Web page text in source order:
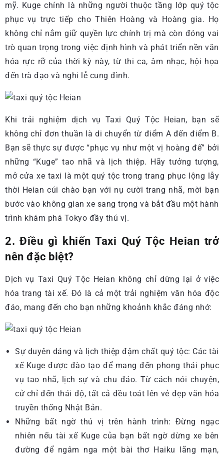
mỹ. Kuge chính là những người thuộc tầng lớp quý tộc
phục vụ trực tiếp cho Thiên Hoàng và Hoàng gia. Họ
không chỉ nắm giữ quyền lực chính trị mà còn đóng vai
trò quan trọng trong việc định hình và phát triển nền văn
hóa rực rỡ của thời kỳ này, từ thi ca, âm nhạc, hội họa
đến trà đạo và nghi lễ cung đình.
Khi trải nghiệm dịch vụ Taxi Quý Tộc Heian, bạn sẽ
không chỉ đơn thuần là di chuyển từ điểm A đến điểm B.
Bạn sẽ thực sự được “phục vụ như một vị hoàng đế” bởi
những “Kuge” tao nhã và lịch thiệp. Hãy tưởng tượng,
mở cửa xe taxi là một quý tộc trong trang phục lộng lẫy
thời Heian cúi chào bạn với nụ cười trang nhã, mời bạn
bước vào không gian xe sang trọng và bắt đầu một hành
trình khám phá Tokyo đầy thú vị.
2. Điều gì khiến Taxi Quý Tộc Heian trở
nên đặc biệt?
Dịch vụ Taxi Quý Tộc Heian không chỉ dừng lại ở việc
hóa trang tài xế. Đó là cả một trải nghiệm văn hóa độc
đáo, mang đến cho bạn những khoảnh khắc đáng nhớ:
Sự duyên dáng và lịch thiệp đậm chất quý tộc: Các tài
xế Kuge được đào tạo để mang đến phong thái phục
vụ tao nhã, lịch sự và chu đáo. Từ cách nói chuyện,
cử chỉ đến thái độ, tất cả đều toát lên vẻ đẹp văn hóa
truyền thống Nhật Bản.
Những bất ngờ thú vị trên hành trình: Đừng ngạc
nhiên nếu tài xế Kuge của bạn bất ngờ dừng xe bên
đường để ngâm nga một bài thơ Haiku lãng mạn,